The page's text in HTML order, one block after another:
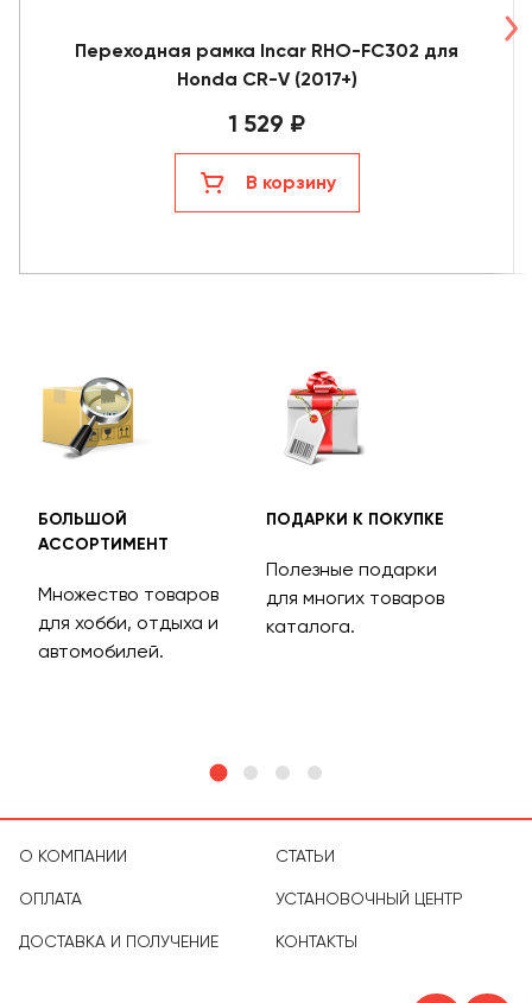
Переходная рамка Incar RHO-FC302 для
Honda CR-V (2017+)
1 529 ₽
В корзину
БОЛЬШОЙ
АССОРТИМЕНТ
Множество товаров
для хобби, отдыха и
автомобилей.
ПОДАРКИ К ПОКУПКЕ
Полезные подарки
для многих товаров
каталога.
О КОМПАНИИ
ОПЛАТА
ДОСТАВКА И ПОЛУЧЕНИЕ
СТАТЬИ
УСТАНОВОЧНЫЙ ЦЕНТР
КОНТАКТЫ